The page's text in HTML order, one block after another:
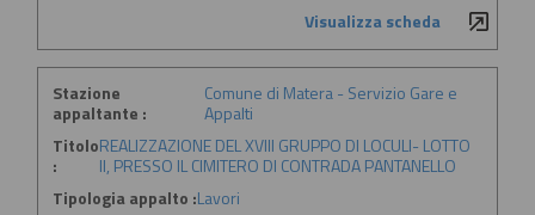
Visualizza scheda
Stazione
appaltante :
Comune di Matera - Servizio Gare e
Appalti
Titolo
:
REALIZZAZIONE DEL XVIII GRUPPO DI LOCULI- LOTTO
II, PRESSO IL CIMITERO DI CONTRADA PANTANELLO
Tipologia appalto :Lavori